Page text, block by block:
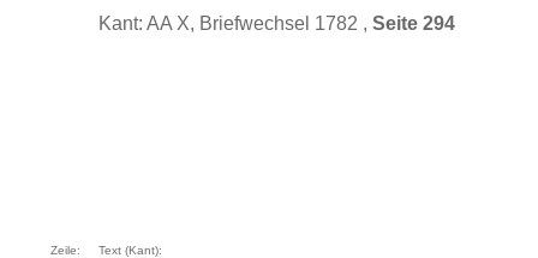
Kant: AA X, Briefwechsel 1782 , Seite 294
Zeile: Text (Kant):